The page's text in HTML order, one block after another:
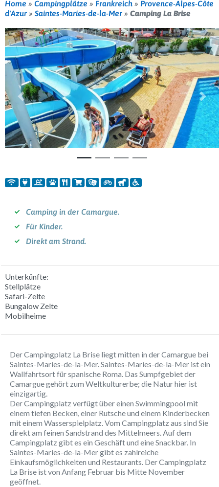
Home » Campingplätze » Frankreich » Provence-Alpes-Côte
d'Azur » Saintes-Maries-de-la-Mer » Camping La Brise
Vorherige
Camping in der Camargue.
Für Kinder.
Direkt am Strand.
Unterkünfte:
Stellplätze
Safari-Zelte
Bungalow Zelte
Mobilheime
Der Campingplatz La Brise liegt mitten in der Camargue bei
Saintes-Maries-de-la-Mer. Saintes-Maries-de-la-Mer ist ein
Wallfahrtsort für spanische Roma. Das Sumpfgebiet der
Camargue gehört zum Weltkulturerbe; die Natur hier ist
einzigartig.
Der Campingplatz verfügt über einen Swimmingpool mit
einem tiefen Becken, einer Rutsche und einem Kinderbecken
mit einem Wasserspielplatz. Vom Campingplatz aus sind Sie
direkt am feinen Sandstrand des Mittelmeers. Auf dem
Campingplatz gibt es ein Geschäft und eine Snackbar. In
Saintes-Maries-de-la-Mer gibt es zahlreiche
Einkaufsmöglichkeiten und Restaurants. Der Campingplatz
La Brise ist von Anfang Februar bis Mitte November
geöffnet.